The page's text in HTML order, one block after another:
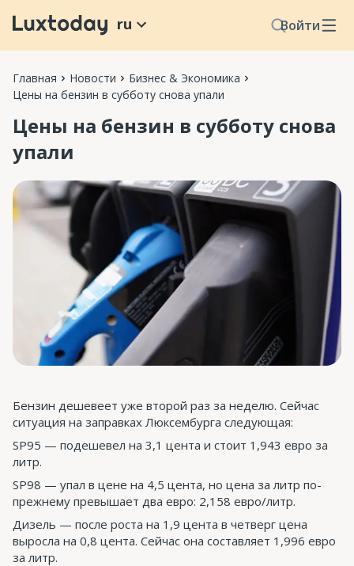
Войти
ru
Главная Новости
Бизнес & Экономика
Цены на бензин в субботу снова упали
Цены на бензин в субботу снова
упали
Бензин дешевеет уже второй раз за неделю. Сейчас
ситуация на заправках Люксембурга следующая:
SP95 — подешевел на 3,1 цента и стоит 1,943 евро за
литр.
SP98 — упал в цене на 4,5 цента, но цена за литр по-
прежнему превышает два евро: 2,158 евро/литр.
Дизель — после роста на 1,9 цента в четверг цена
выросла на 0,8 цента. Сейчас она составляет 1,996 евро
за литр.